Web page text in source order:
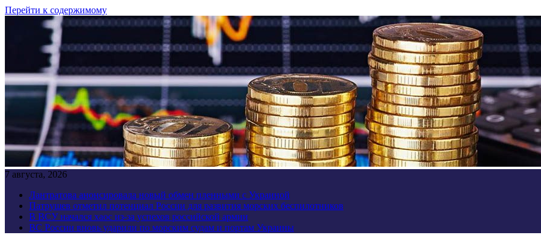
Перейти к содержимому
7 августа, 2026
Лантратова анонсировала новый обмен пленными с Украиной
Патрушев отметил потенциал России для развития морских беспилотников
В ВСУ начался хаос из-за успехов российской армии
ВС России вновь ударили по морским судам и портам Украины